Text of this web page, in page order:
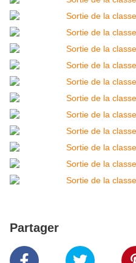
Partager